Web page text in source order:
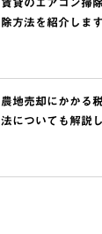
賃貸のエアコン掃
除方法を紹介します
農地売却にかかる
法についても解説し